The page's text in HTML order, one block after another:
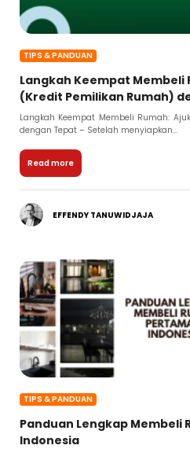
TIPS & PANDUAN
Langkah Keempat Membeli
(Kredit Pemilikan Rumah)
Langkah Keempat Membeli Rumah:
dengan Tepat – Setelah menyiapkan...
Read more
EFFENDY TANUWIDJAJA
TIPS & PANDUAN
Panduan Lengkap Membeli
Indonesia